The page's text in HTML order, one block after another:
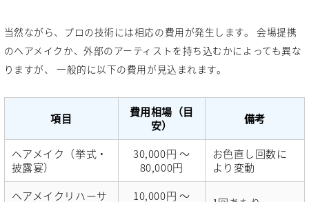
当然ながら、プロの技術には相応の費用が発生します。 会場提携
のヘアメイクか、外部のアーティストを持ち込むかによっても異な
りますが、 一般的に以下の費用が見込まれます。
項目
費用相場（目
安）
備考
ヘアメイク（挙式・
披露宴）
30,000円 ～
80,000円
お色直し回数に
より変動
ヘアメイクリハーサ
10,000円 ～